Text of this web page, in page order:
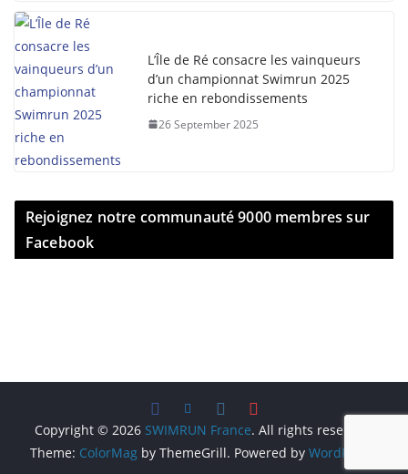
L’Île de Ré consacre les vainqueurs
d’un championnat Swimrun 2025
riche en rebondissements
26 September 2025
Rejoignez notre communauté 9000 membres sur
Facebook
Copyright © 2026 SWIMRUN France. All rights reserved.
Theme: ColorMag by ThemeGrill. Powered by WordPress